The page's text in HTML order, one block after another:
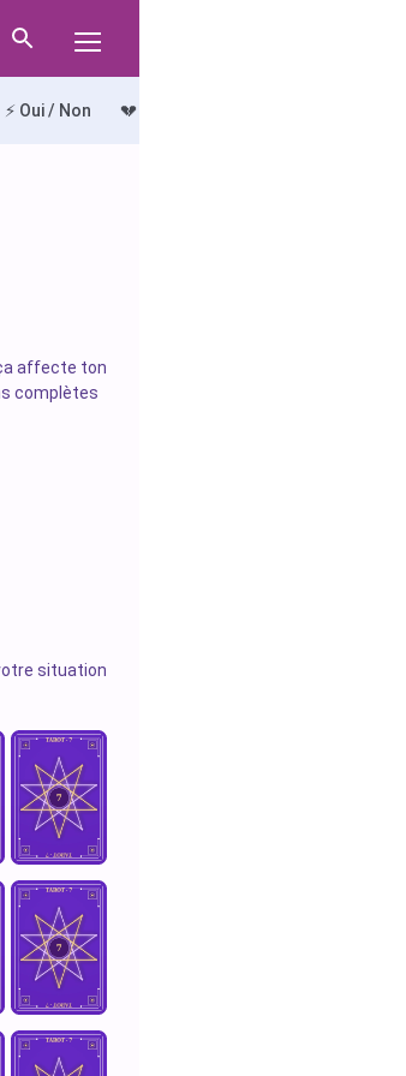
⚡ Oui / Non 💔 Le Chemin du Chagrin
affecte ton
complètes
situation